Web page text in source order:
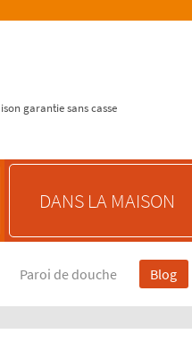
garantie sans casse
DANS LA MAISON
Paroi de douche Blog